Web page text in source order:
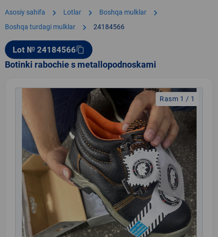
Asosiy sahifa chevron_right Lotlar chevron_right Boshqa mulklar chevron_right
Boshqa turdagi mulklar chevron_right 24184566
Lot № 24184566content_copy
Botinki rabochie s metallopodnoskami
Rasm 1 / 1